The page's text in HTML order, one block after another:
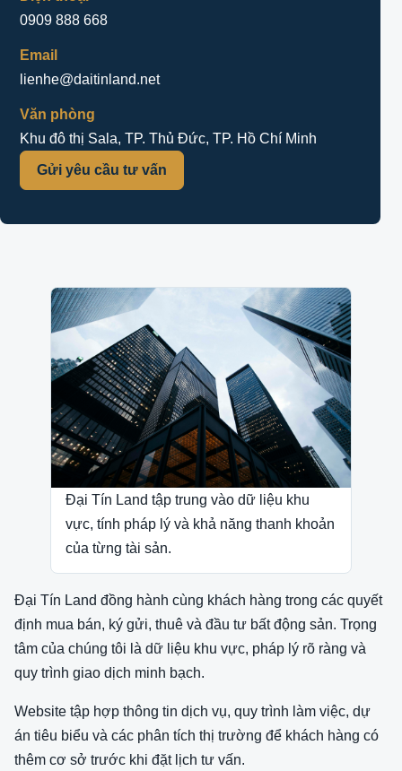
0909 888 668
Email
lienhe@daitinland.net
Văn phòng
Khu đô thị Sala, TP. Thủ Đức, TP. Hồ Chí Minh
Gửi yêu cầu tư vấn
Đại Tín Land tập trung vào dữ liệu khu
vực, tính pháp lý và khả năng thanh khoản
của từng tài sản.
Đại Tín Land đồng hành cùng khách hàng trong các quyết
định mua bán, ký gửi, thuê và đầu tư bất động sản. Trọng
tâm của chúng tôi là dữ liệu khu vực, pháp lý rõ ràng và
quy trình giao dịch minh bạch.
Website tập hợp thông tin dịch vụ, quy trình làm việc, dự
án tiêu biểu và các phân tích thị trường để khách hàng có
thêm cơ sở trước khi đặt lịch tư vấn.